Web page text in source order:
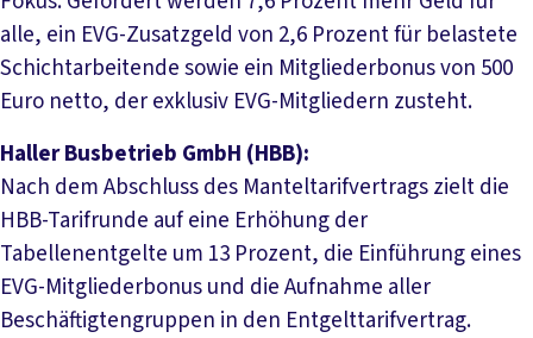
alle, ein EVG-Zusatzgeld von 2,6 Prozent für belastete
Schichtarbeitende sowie ein Mitgliederbonus von 500
Euro netto, der exklusiv EVG-Mitgliedern zusteht.
Haller Busbetrieb GmbH (HBB):
Nach dem Abschluss des Manteltarifvertrags zielt die
HBB-Tarifrunde auf eine Erhöhung der
Tabellenentgelte um 13 Prozent, die Einführung eines
EVG-Mitgliederbonus und die Aufnahme aller
Beschäftigtengruppen in den Entgelttarifvertrag.